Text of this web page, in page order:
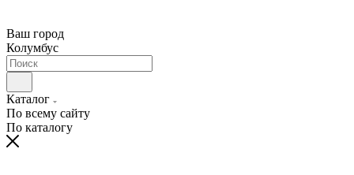
Ваш город
Колумбус
Каталог
По всему сайту
По каталогу